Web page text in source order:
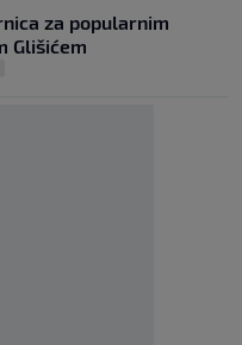
za popularnim
Glišićem